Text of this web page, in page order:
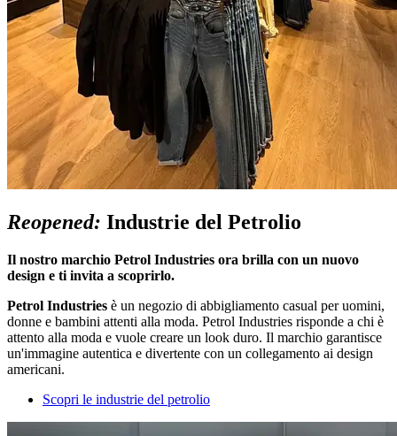
Reopened: Industrie del Petrolio
Il nostro marchio Petrol Industries ora brilla con un nuovo
design e ti invita a scoprirlo.
Petrol Industries è un negozio di abbigliamento casual per uomini,
donne e bambini attenti alla moda. Petrol Industries risponde a chi è
attento alla moda e vuole creare un look duro. Il marchio garantisce
un'immagine autentica e divertente con un collegamento ai design
americani.
Scopri le industrie del petrolio